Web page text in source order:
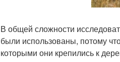
В общей сложности
были использованы, потому
которыми они крепились к